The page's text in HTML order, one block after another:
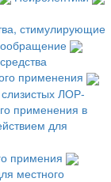
стимулирующие
применения
ЛОР-
применения в
для
примения
местного